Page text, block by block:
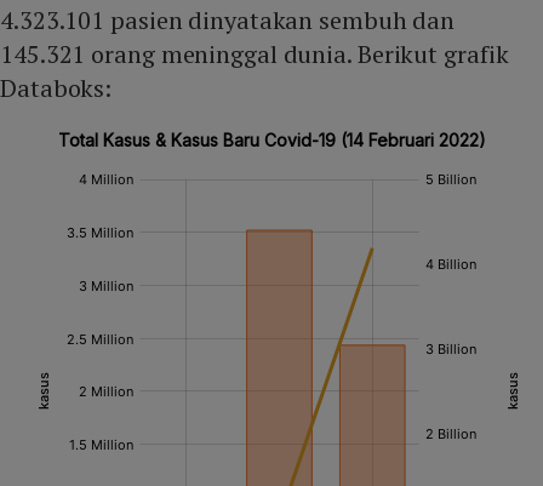
4.323.101 pasien dinyatakan sembuh dan
145.321 orang meninggal dunia. Berikut grafik
Databoks: